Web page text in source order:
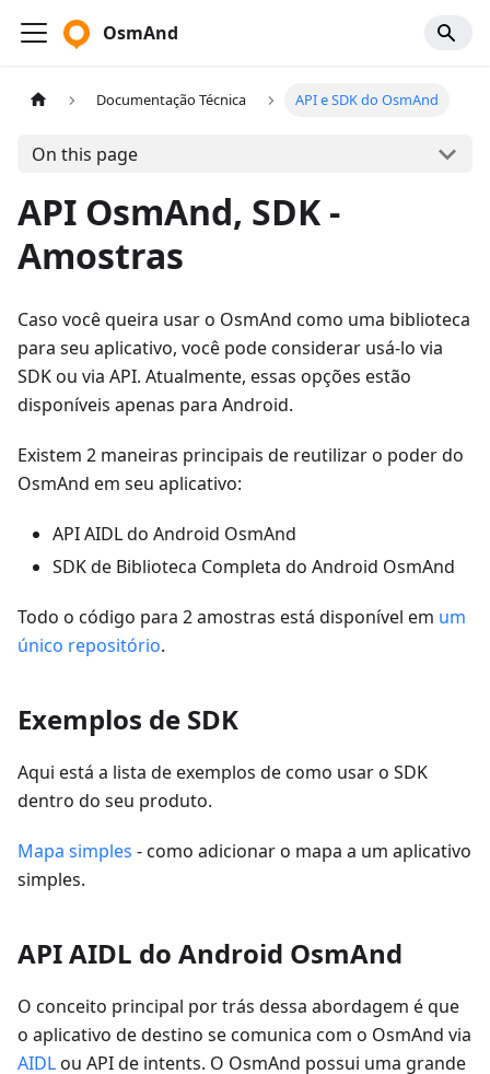
OsmAnd
Documentação Técnica API e SDK do OsmAnd
On this page
API OsmAnd, SDK -
Amostras
Caso você queira usar o OsmAnd como uma biblioteca
para seu aplicativo, você pode considerar usá-lo via
SDK ou via API. Atualmente, essas opções estão
disponíveis apenas para Android.
Existem 2 maneiras principais de reutilizar o poder do
OsmAnd em seu aplicativo:
API AIDL do Android OsmAnd
SDK de Biblioteca Completa do Android OsmAnd
Todo o código para 2 amostras está disponível em um
único repositório.
Exemplos de SDK
Aqui está a lista de exemplos de como usar o SDK
dentro do seu produto.
Mapa simples - como adicionar o mapa a um aplicativo
simples.
API AIDL do Android OsmAnd
O conceito principal por trás dessa abordagem é que
o aplicativo de destino se comunica com o OsmAnd via
AIDLou API de intents. O OsmAnd possui uma grande